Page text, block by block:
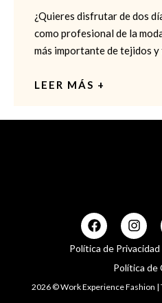
¿Quieres disfrutar de dos
como profesional de la
más importante de tejidos
LEER MÁS +
Política de Privacidad
Política de
2026 © Work Experience Fashion